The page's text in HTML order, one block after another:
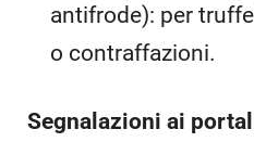
antifrode): per
o contraffazioni.
Segnalazioni ai